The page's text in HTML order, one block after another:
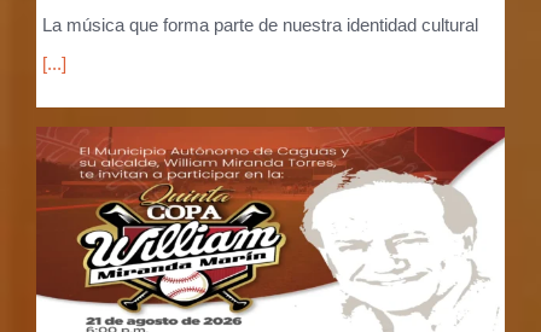
La música que forma parte de nuestra identidad cultural
[...]